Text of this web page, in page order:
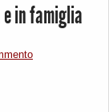
in famiglia